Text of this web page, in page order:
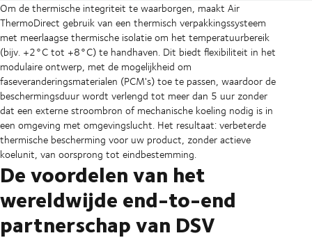
Om de thermische integriteit te waarborgen, maakt Air
ThermoDirect gebruik van een thermisch verpakkingssysteem
met meerlaagse thermische isolatie om het temperatuurbereik
(bijv. +2°C tot +8°C) te handhaven. Dit biedt flexibiliteit in het
modulaire ontwerp, met de mogelijkheid om
faseveranderingsmaterialen (PCM's) toe te passen, waardoor de
beschermingsduur wordt verlengd tot meer dan 5 uur zonder
dat een externe stroombron of mechanische koeling nodig is in
een omgeving met omgevingslucht. Het resultaat: verbeterde
thermische bescherming voor uw product, zonder actieve
koelunit, van oorsprong tot eindbestemming.
De voordelen van het
wereldwijde end-to-end
partnerschap van DSV